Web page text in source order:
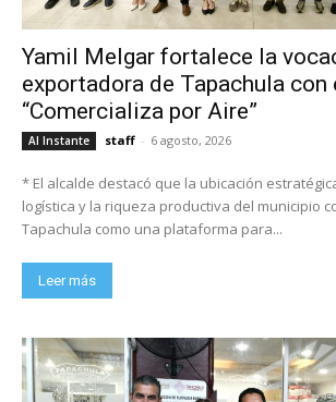
Yamil Melgar fortalece la
exportadora de Tapachula con
“Comercializa por Aire”
Al Instante staff - 6 agosto, 2026
* El alcalde destacó que la ubicación
logística y la riqueza productiva del municipio
Tapachula como una plataforma para...
Leer más